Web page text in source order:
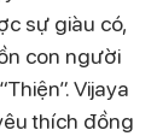
sự giàu có,
con người
Vijaya
thích đồng